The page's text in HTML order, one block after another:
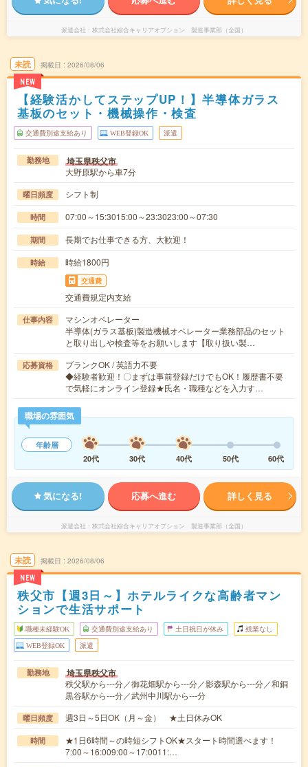
派遣会社 株式会社綜合キャリアオプション 製造事業部（全国）
未読
NEW
掲載日 2026/08/06
【経験活かしてステップUP！】半導体ガラス
基板のセット・機械操作・検査
交通費別途支給あり WEB登録OK 派遣
勤務地 埼玉県秩父市
大野原駅から車7分
曜日頻度 シフト制
時間 07:00～15:3015:00～23:3023:00～07:30
期間 長期でお仕事できる方、大歓迎！
時給 時給1800円
交通費
交通費規定内支給
仕事内容
マシンオペレーター
半導体(ガラス基板)製造機械オペレーター業務部品のセット
と取り出しや検査等をお願いします【取り扱い製…
応募資格
ブランクOK / 英語力不要
◆経験者歓迎！〇まずは事前登録だけでもOK！履歴書不要
で気軽にオンライン登録★氏名・職種などを入力す…
職場の雰囲気
年齢層
20代
30代 40代 50代 60代
気になる! 応募へ進む 詳しく見る
派遣会社 株式会社綜合キャリアオプション 製造事業部（全国）
未読
NEW
掲載日 2026/08/06
秩父市【週3日～】ホテルライクな高齢者マン
ションで生活サポート
職種未経験OK 交通費別途支給あり 土日祝日が休み 残業なし
WEB登録OK 派遣
勤務地 埼玉県秩父市
秩父駅から---分／御花畑駅から---分／影森駅から---分／和銅
黒谷駅から---分／武州中川駅から---分
曜日頻度 週3日～5日OK（月～金） ★土日休みOK
時間
★1日6時間～の時短シフトOK★スタート時間選べます！
7:00～16:009:00～17:0011:…